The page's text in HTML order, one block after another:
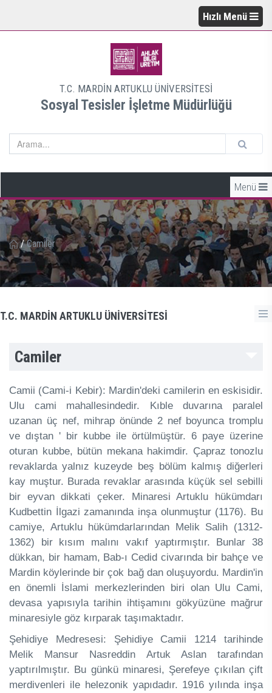
Hızlı Menü
T.C. MARDİN ARTUKLU ÜNİVERSİTESİ
Sosyal Tesisler İşletme Müdürlüğü
Menü
/ Camiler
T.C. MARDİN ARTUKLU ÜNİVERSİTESİ
Camiler
Camii (Cami-i Kebir): Mardin'deki camilerin en eskisidir.
Ulu cami mahallesindedir. Kıble duvarına paralel
uzanan üç nef, mihrap önünde 2 nef boyunca tromplu
ve dıştan ' bir kubbe ile örtülmüştür. 6 paye üzerine
oturan kubbe, bütün mekana hakimdir. Çapraz tonozlu
revaklarda yalnız kuzeyde beş bölüm kalmış diğerleri
kay muştur. Burada revaklar arasında küçük sel sebilli
bir eyvan dikkati çeker. Minaresi Artuklu hükümdarı
Kudbettin İlgazi zamanında inşa olunmuştur (1176). Bu
camiye, Artuklu hükümdarlarından Melik Salih (1312-
1362) bir kısım malını vakıf yaptırmıştır. Bunlar 38
dükkan, bir hamam, Bab-ı Cedid civarında bir bahçe ve
Mardin köylerinde bir çok bağ dan oluşuyordu. Mardin'in
en önemli İslami merkezlerinden biri olan Ulu Cami,
devasa yapısıyla tarihin ihtişamını gökyüzüne mağrur
minaresiyle göz kırparak taşımaktadır.
Şehidiye Medresesi: Şehidiye Camii 1214 tarihinde
Melik Mansur Nasreddin Artuk Aslan tarafından
yaptırılmıştır. Bu günkü minaresi, Şerefeye çıkılan çift
merdivenleri ile helezonik yapıdadır. 1916 yılında inşa